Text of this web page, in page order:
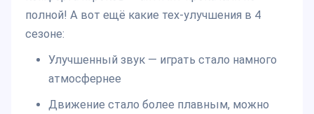
полной! А вот ещё какие тех-улучшения в 4
сезоне:
Улучшенный звук — играть стало намного
атмосфернее
Движение стало более плавным, можно